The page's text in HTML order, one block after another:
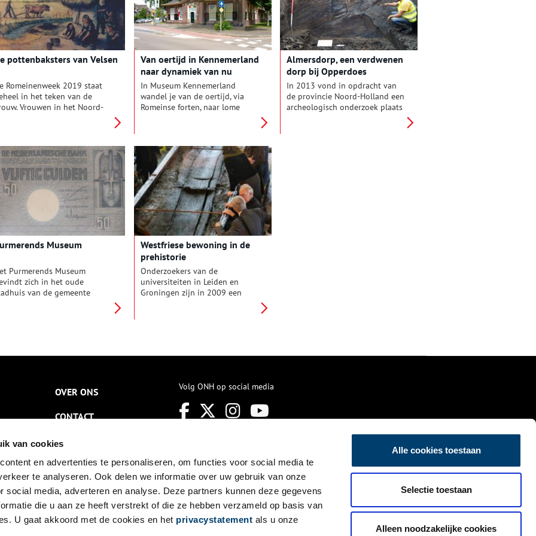
van cookies
en advertenties te personaliseren, om functies voor social media te
te analyseren. Ook delen we informatie over uw gebruik van onze
social media, adverteren en analyse. Deze partners kunnen deze gegevens
die u aan ze heeft verstrekt of die ze hebben verzameld op basis van
U gaat akkoord met de cookies en het privacystatement als u onze
Alle cookies toestaan
Selectie toestaan
Alleen noodzakelijke cookies
weg was naar een
in de koloniën,
in de zomer van 2022
van een nieuwe
in
Huis van
het Gooi.
Romeinse soldaten in de
Zaanstreek.
pottenbaksters van Velsen
Romeinenweek 2019 staat
in het teken van de
Vrouwen in het Noord-
Romeins fort stond, zijn
diverse van zulke aardewerken
potten en scherven gevonden.
Van oertijd in Kennemerland
naar dynamiek van nu
In Museum Kennemerland
wandel je van de oertijd, via
Romeinse forten, naar lome
Tegenwoordig werkt de
dynamiek van de IJmond door
tot in Beverwijk.
Almersdorp, een verdwenen
dorp bij Opperdoes
In 2013 vond in opdracht van
de provincie Noord-Holland een
archeologisch onderzoek plaats
Museum
Purmerends Museum
zich in het oude
van de gemeente
de graficus Jac. Jongert,
heeft voortgebracht.
Westfriese bewoning in de
prehistorie
Onderzoekers van de
universiteiten in Leiden en
Groningen zijn in 2009 een
regio werd al vele duizenden
teruggevonden, waaronder het
skelet van ‘Mies’.
OVER ONS
CONTACT
NIEUWSBRIEF
DISCLAIMER
PRIVACY
TOEGANKELIJKHEID
Volg ONH op social media